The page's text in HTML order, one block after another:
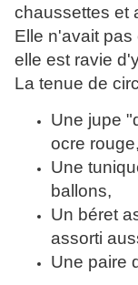
chaussettes et
Elle n'avait pas
elle est ravie
La tenue de
Une jupe
ocre rouge,
Une
ballons,
Un béret
assorti
Une paire